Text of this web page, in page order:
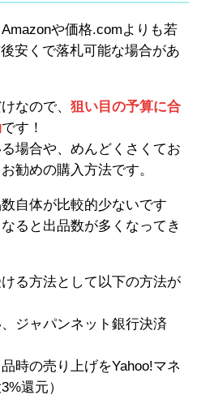
や価格.comよりも若
安くで落札可能な場合があ
なので、 狙い目の予算に合
です！
場合や、めんどくさくてお
勧めの購入方法です。
自体が比較的少ないです
ると出品数が多くなってき
る方法として以下の方法が
ジャパンネット銀行決済
時の売り上げをYahoo!マネ
還元）